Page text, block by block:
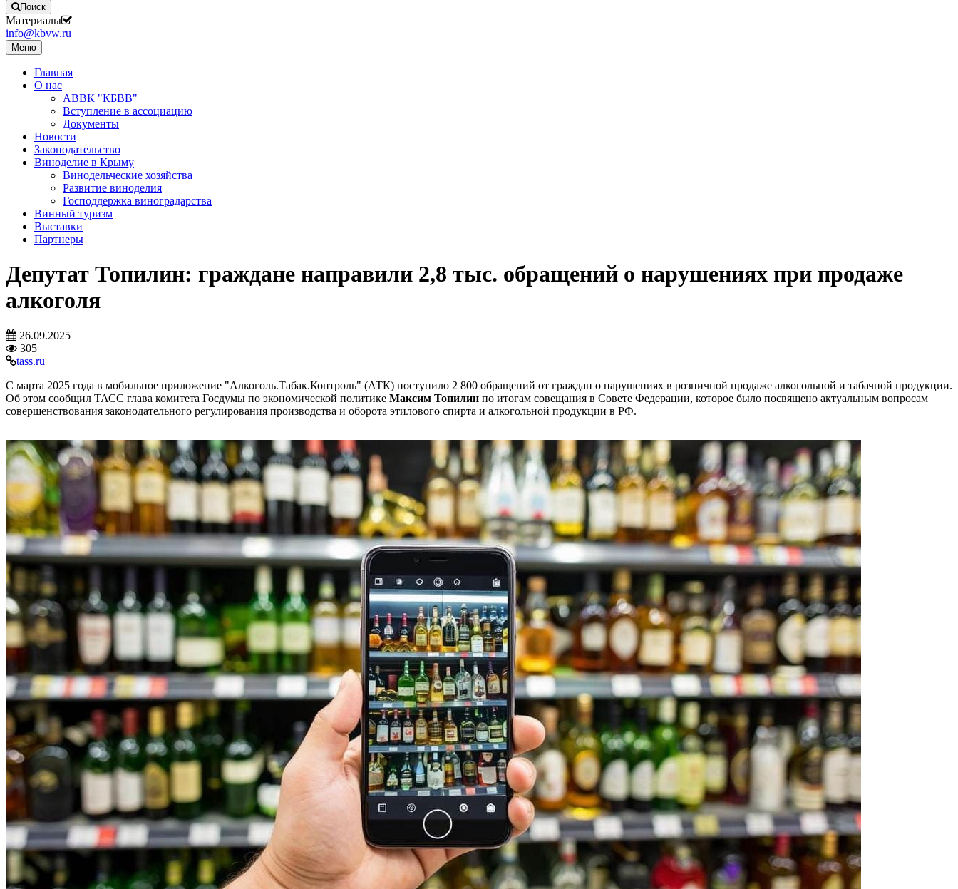
Поиск
Материалы
info@kbvw.ru
Меню
Главная
О нас
АВВК "КБВВ"
Вступление в ассоциацию
Документы
Новости
Законодательство
Виноделие в Крыму
Винодельческие хозяйства
Развитие виноделия
Господдержка виноградарства
Винный туризм
Выставки
Партнеры
Депутат Топилин: граждане направили 2,8 тыс. обращений о нарушениях при продаже
алкоголя
26.09.2025
305
tass.ru
С марта 2025 года в мобильное приложение "Алкоголь.Табак.Контроль" (АТК) поступило 2 800 обращений от граждан о нарушениях в розничной продаже алкогольной и табачной продукции.
Об этом сообщил ТАСС глава комитета Госдумы по экономической политике Максим Топилин по итогам совещания в Совете Федерации, которое было посвящено актуальным вопросам
совершенствования законодательного регулирования производства и оборота этилового спирта и алкогольной продукции в РФ.